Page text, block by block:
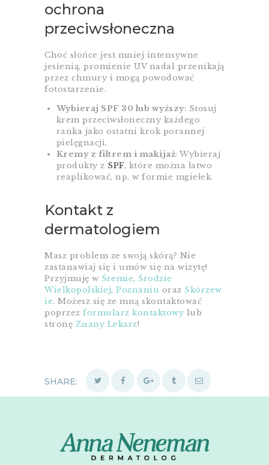
ochrona
przeciwsłoneczna
Choć słońce jest mniej intensywne
jesienią, promienie UV nadal przenikają
przez chmury i mogą powodować
fotostarzenie.
Wybieraj SPF 30 lub wyższy: Stosuj
krem przeciwsłoneczny każdego
ranka jako ostatni krok porannej
pielęgnacji.
Kremy z filtrem i makijaż: Wybieraj
produkty z SPF, które można łatwo
reaplikować, np. w formie mgiełek.
Kontakt z
dermatologiem
Masz problem ze swoją skórą? Nie
zastanawiaj się i umów się na wizytę!
Przyjmuję w Śremie, Środzie
Wielkopolskiej, Poznaniu oraz Skórzew
ie. Możesz się ze mną skontaktować
poprzez formularz kontaktowy lub
stronę Znany Lekarz!
SHARE: